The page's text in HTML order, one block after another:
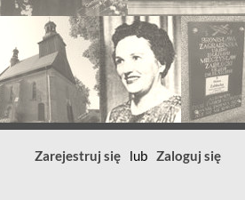
Zarejestruj się lub Zaloguj się